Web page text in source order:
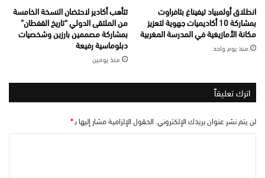
انطلاق أولمبياد تيفيناغ بتافراوت
بمشاركة 10 أكاديميات جهوية لتعزيز
مكانة الأمازيغية في المدرسة المغربية
منذ يوم واحد
تتأهب أكادير لاحتضان النسخة الخامسة
من الملتقى الدولي “تاريخ القفطان”
بمشاركة مصممين بارزين وشخصيات
دبلوماسية رفيعة
منذ يومين
اترك تعليقاً
لن يتم نشر عنوان بريدك الإلكتروني. الحقول الإلزامية مشار إليها بـ*